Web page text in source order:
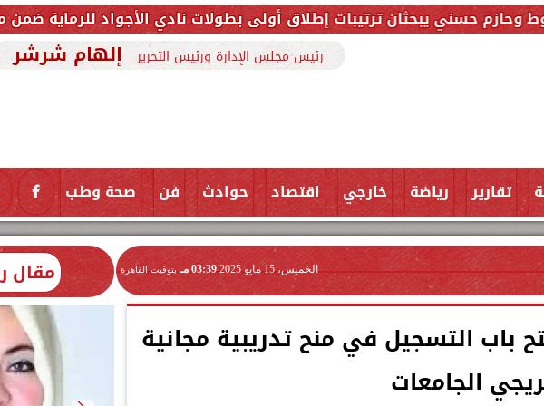
ترتيبات إطلاق أولى بطولات نادي الأجواد للرماية ضمن مهرجان مطروح
رئيس مجلس الإدارة ورئيس التحرير إلهام شرشر
تقارير رياضة خارجي اقتصاد حوادث فن صحة وطب
الخميس، 15 مايو 2025 03:39 مـ بتوقيت القاهرة
باب التسجيل في منح تدريبية مجانية
الجامعات
مقال